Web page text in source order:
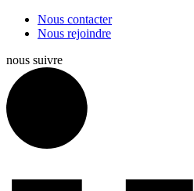
Nous contacter
Nous rejoindre
nous suivre